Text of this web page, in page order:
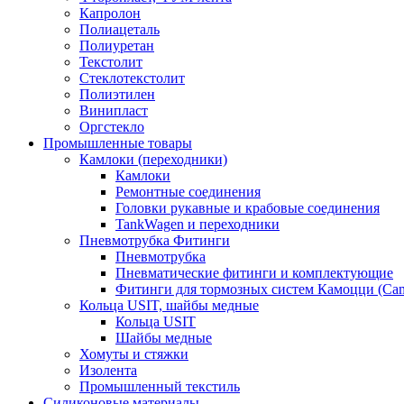
Капролон
Полиацеталь
Полиуретан
Текстолит
Стеклотекстолит
Полиэтилен
Винипласт
Оргстекло
Промышленные товары
Камлоки (переходники)
Камлоки
Ремонтные соединения
Головки рукавные и крабовые соединения
TankWagen и переходники
Пневмотрубка Фитинги
Пневмотрубка
Пневматические фитинги и комплектующие
Фитинги для тормозных систем Камоцци
Кольца USIT, шайбы медные
Кольца USIT
Шайбы медные
Хомуты и стяжки
Изолента
Промышленный текстиль